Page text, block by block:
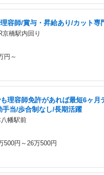
容師/賞与・昇給あり/カット専
橋駅内回り
円～
も理容師免許があれば最短6ヶ
手当/歩合制なし/長期活躍
幡駅前
500円～26万500円